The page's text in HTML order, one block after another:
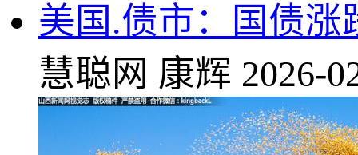
美国.债市：国债涨
慧聪网 康辉 2026-